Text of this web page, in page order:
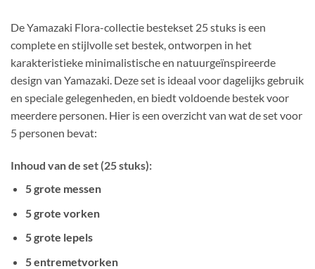
De Yamazaki Flora-collectie bestekset 25 stuks is een
complete en stijlvolle set bestek, ontworpen in het
karakteristieke minimalistische en natuurgeïnspireerde
design van Yamazaki. Deze set is ideaal voor dagelijks gebruik
en speciale gelegenheden, en biedt voldoende bestek voor
meerdere personen. Hier is een overzicht van wat de set voor
5 personen bevat:
Inhoud van de set (25 stuks):
5 grote messen
5 grote vorken
5 grote lepels
5 entremetvorken